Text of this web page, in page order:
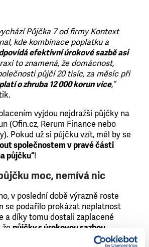
Půjčka 7 od firmy Kontext
kde kombinace poplatku a
efektivní úrokové sazbě asi
to znamená, že domácnost,
půjčí 20 tisíc, za měsíc při
o zhruba 12 000 korun více,“
vyjdou nejdražší půjčky na
(Ofin.cz, Rerum Finance nebo
Pokud už si půjčku vzít, měl by se
společnostem v pravé části
půjčku“!
moc, nemívá nic
v poslední době výrazně roste
se podařilo prokázat neplatnost
a díky tomu dostali zaplacené
půjčky s úrokovou sazbou
% ročně jsou dle českých soudů